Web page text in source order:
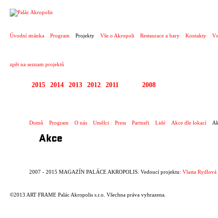
Úvodní stránka Program Projekty Vše o Akropoli Restaurace a bary Kontakty
zpět na seznam projektů
2015 2014 2013 2012 2011 2008
Domů Program O nás Umělci Press Partneři Lidé Akce dle lokací
Akce
2007 - 2015 MAGAZÍN PALÁCE AKROPOLIS. Vedoucí projektu: Vlasta Rydlová
©2013 ART FRAME Palác Akropolis s.r.o. Všechna práva vyhrazena.